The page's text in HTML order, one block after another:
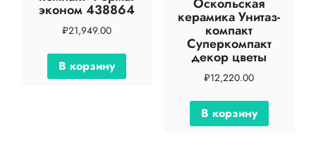
эконом 438864
₽21,949.00
В корзину
керамика Унитаз-
компакт
Суперкомпакт
декор цветы
₽12,220.00
В корзину